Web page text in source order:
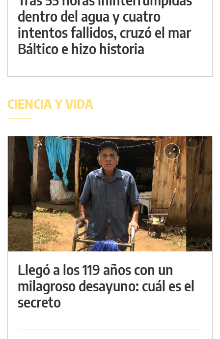
dentro del agua y cuatro
intentos fallidos, cruzó el mar
Báltico e hizo historia
CIENCIA Y VIDA
Llegó a los 119 años con un
milagroso desayuno: cuál es el
secreto